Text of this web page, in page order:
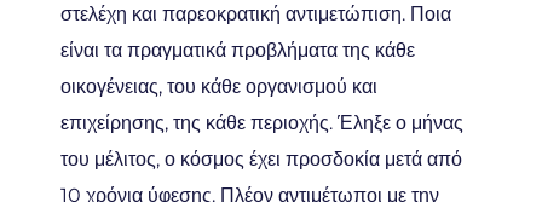
στελέχη και παρεοκρατική αντιμετώπιση. Ποια
είναι τα πραγματικά προβλήματα της κάθε
οικογένειας, του κάθε οργανισμού και
επιχείρησης, της κάθε περιοχής. Έληξε ο μήνας
του μέλιτος, ο κόσμος έχει προσδοκία μετά από
10 χρόνια ύφεσης. Πλέον αντιμέτωποι με την